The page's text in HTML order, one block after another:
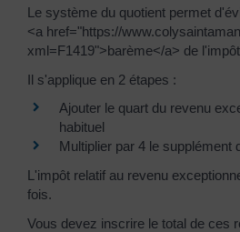
Le système du quotient permet
<a href="https://
xml=F1419">barème</a> de
Il s'applique en 2 étapes :
Ajouter le quart du revenu
habituel
Multiplier par 4 le supplément
L'impôt relatif au revenu
fois.
Vous devez inscrire le total de ces